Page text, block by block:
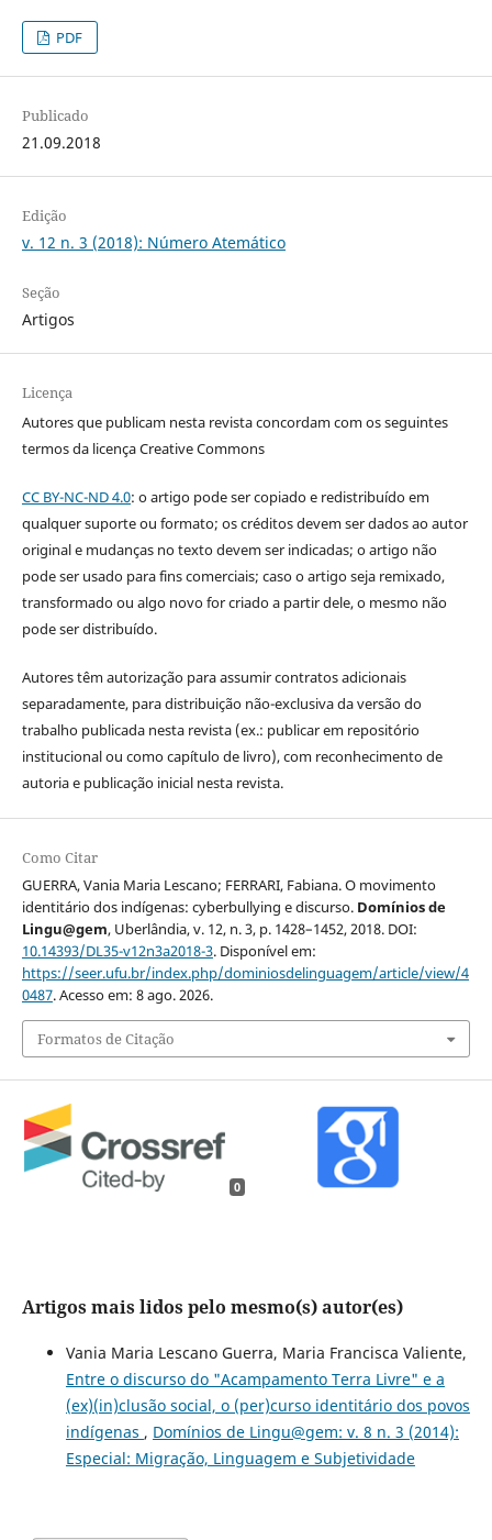
PDF
Publicado
21.09.2018
Edição
v. 12 n. 3 (2018): Número Atemático
Seção
Artigos
Licença
Autores que publicam nesta revista concordam com os seguintes
termos da licença Creative Commons
CC BY-NC-ND 4.0: o artigo pode ser copiado e redistribuído em
qualquer suporte ou formato; os créditos devem ser dados ao autor
original e mudanças no texto devem ser indicadas; o artigo não
pode ser usado para fins comerciais; caso o artigo seja remixado,
transformado ou algo novo for criado a partir dele, o mesmo não
pode ser distribuído.
Autores têm autorização para assumir contratos adicionais
separadamente, para distribuição não-exclusiva da versão do
trabalho publicada nesta revista (ex.: publicar em repositório
institucional ou como capítulo de livro), com reconhecimento de
autoria e publicação inicial nesta revista.
Como Citar
GUERRA, Vania Maria Lescano; FERRARI, Fabiana. O movimento
identitário dos indígenas: cyberbullying e discurso. Domínios de
Lingu@gem, Uberlândia, v. 12, n. 3, p. 1428–1452, 2018. DOI:
10.14393/DL35-v12n3a2018-3. Disponível em:
https://seer.ufu.br/index.php/dominiosdelinguagem/article/view/4
0487. Acesso em: 8 ago. 2026.
Formatos de Citação
0
Artigos mais lidos pelo mesmo(s) autor(es)
Vania Maria Lescano Guerra, Maria Francisca Valiente,
Entre o discurso do "Acampamento Terra Livre" e a
(ex)(in)clusão social, o (per)curso identitário dos povos
indígenas , Domínios de Lingu@gem: v. 8 n. 3 (2014):
Especial: Migração, Linguagem e Subjetividade